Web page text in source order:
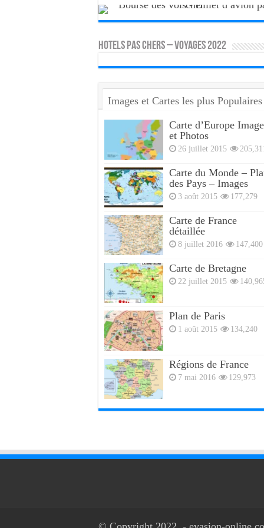
HOTELS PAS CHERS – VOYAGES 2022
Images et Cartes les plus Populaires
Carte d’Europe
et Photos
26 juillet 2015
Carte du Monde –
des Pays – Images
3 août 2015 177,279
Carte de France
détaillée
8 juillet 2016 147,400
Carte de Bretagne
22 juillet 2015
Plan de Paris
1 août 2015 134,240
Régions de France
7 mai 2016 129,973